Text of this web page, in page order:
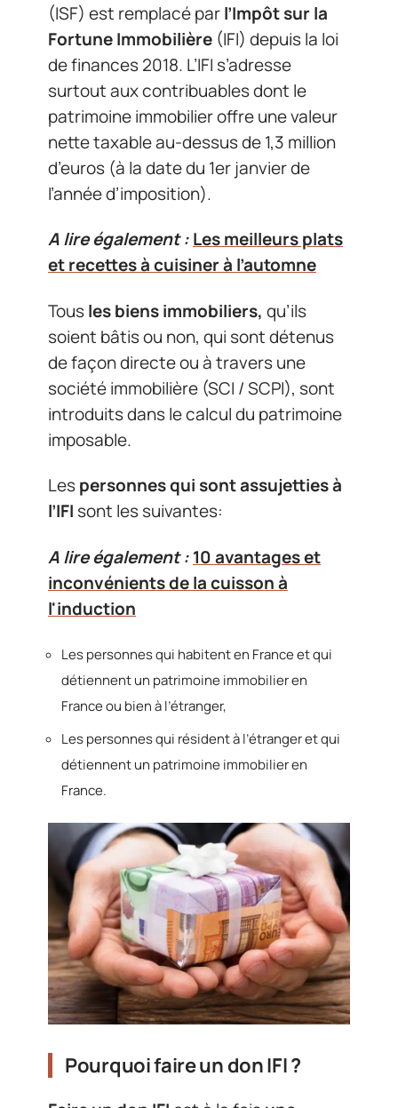
(ISF) est remplacé parl’Impôt sur la
Fortune Immobilière (IFI) depuis la loi
de finances 2018. L’IFI s’adresse
surtout aux contribuables dont le
patrimoine immobilier offre une valeur
nette taxable au-dessus de 1,3 million
d’euros (à la date du 1er janvier de
l’année d’imposition).
A lire également :Les meilleurs plats
et recettes à cuisiner à l’automne
Tousles biens immobiliers, qu’ils
soient bâtis ou non, qui sont détenus
de façon directe ou à travers une
société immobilière (SCI / SCPI), sont
introduits dans le calcul du patrimoine
imposable.
Lespersonnes qui sont assujetties à
l’IFI sont les suivantes:
A lire également :10 avantages et
inconvénients de la cuisson à
l'induction
Les personnes qui habitent en France et qui
détiennent un patrimoine immobilier en
France ou bien à l’étranger,
Les personnes qui résident à l’étranger et qui
détiennent un patrimoine immobilier en
France.
Pourquoi faire un don IFI ?